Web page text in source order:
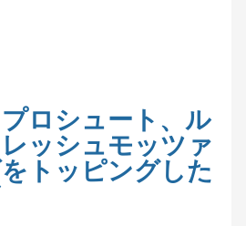
ロシュート、ル
ッシュモッツァ
トッピングした